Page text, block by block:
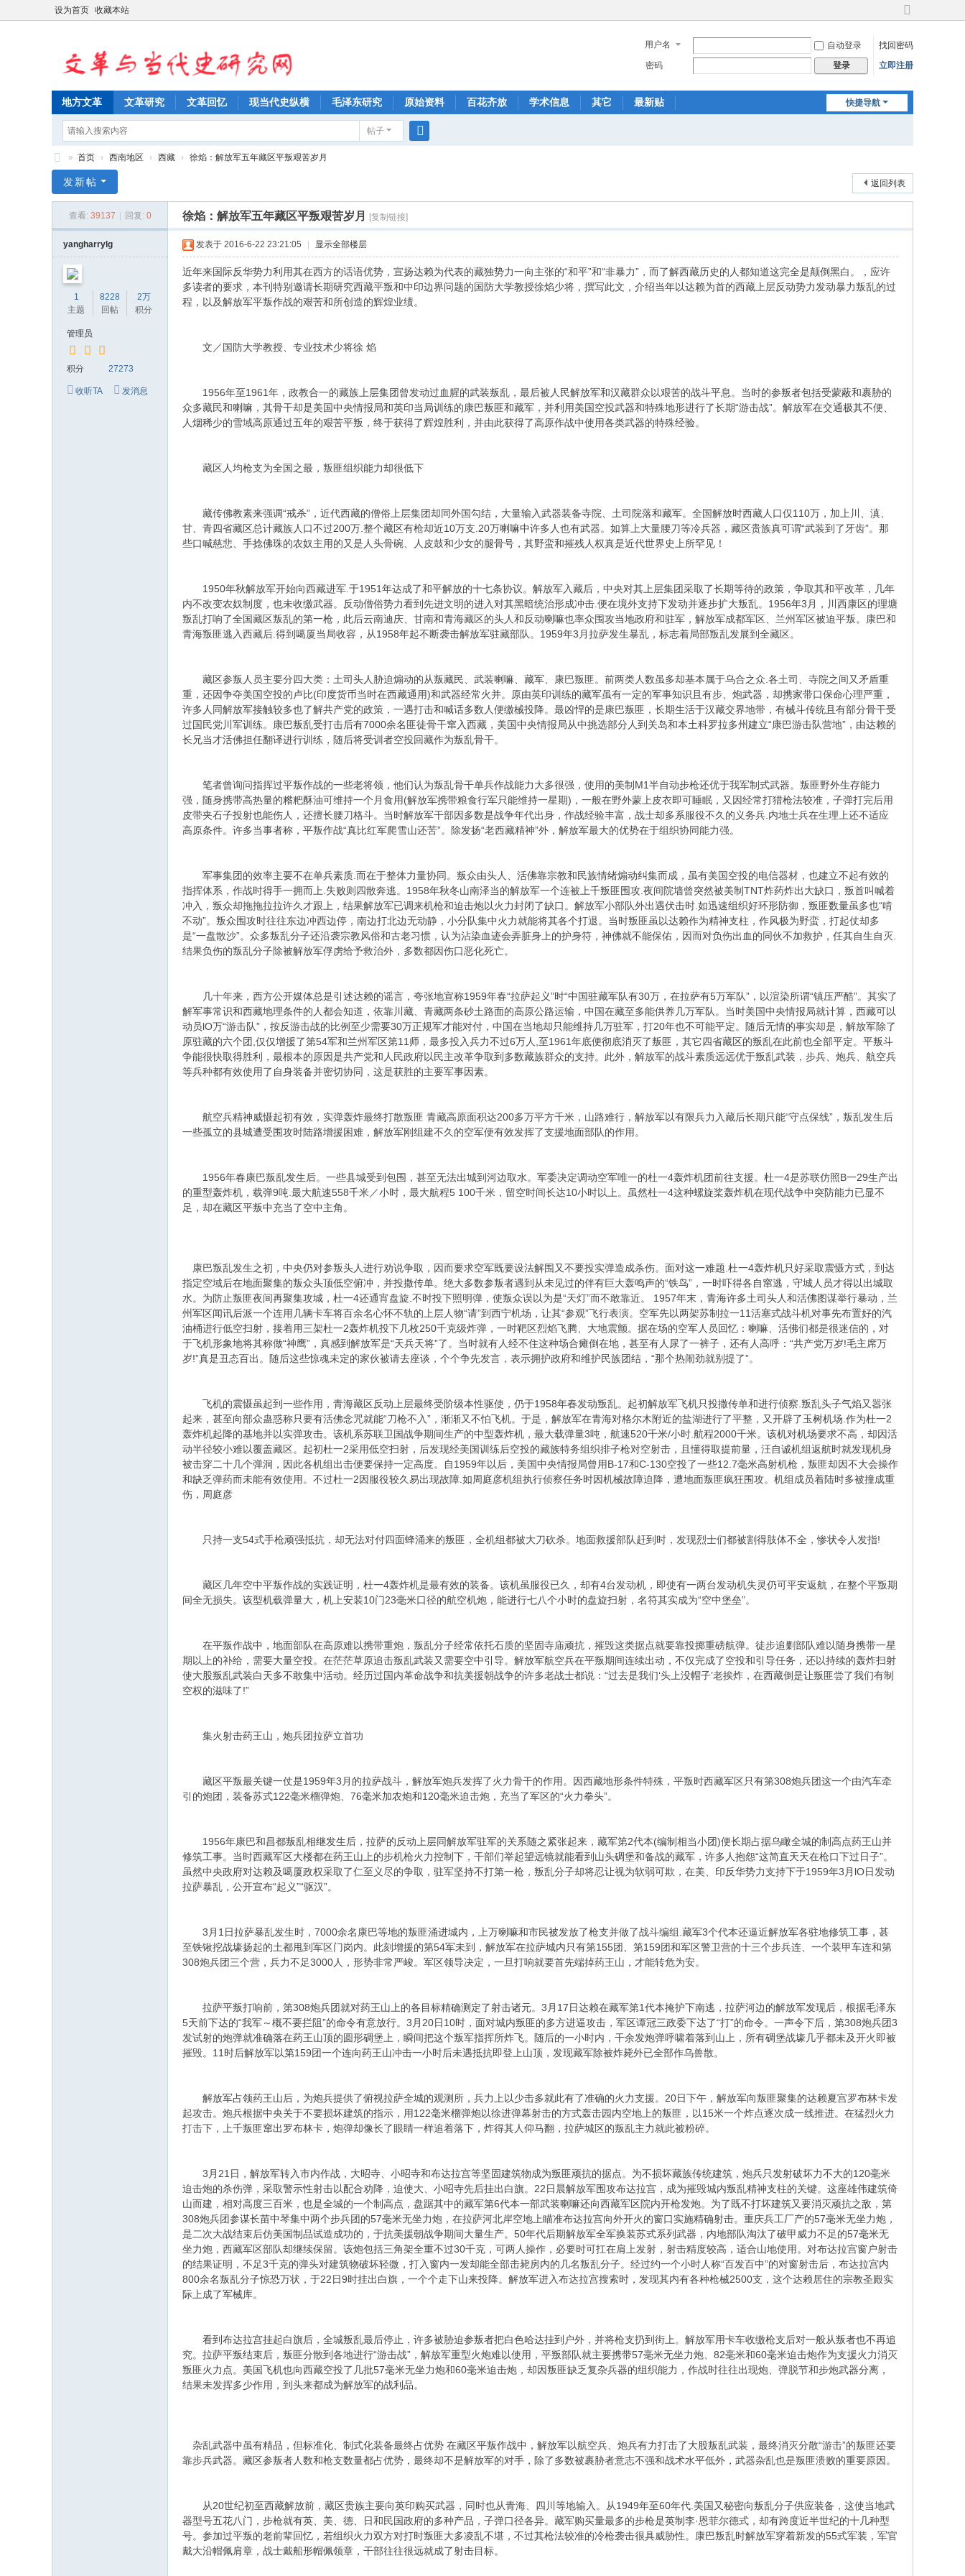
设为首页 收藏本站
切
到
宽
用户名 自动登录
找回密码
密码
登录 立即注册
快捷导航
地方文革 文革研究 文革回忆 现当代史纵横 毛泽东研究 原始资料 百花齐放 学术信息 其它 最新贴
帖子
革
» 首页 › 西南地区 › 西藏 › 徐焰：解放军五年藏区平叛艰苦岁月
返回列表
发新帖
查看: 39137 回复: 0 徐焰：解放军五年藏区平叛艰苦岁月 [复制链接]
yangharrylg
1
主题
8228
回帖
2万
积分
管理员
积分 27273
收听TA 发消息
发表于 2016-6-22 23:21:05 显示全部楼层
近年来国际反华势力利用其在西方的话语优势，宣扬达赖为代表的藏独势力一向主张的“和平”和“非暴力”，而了解西藏历史的人都知道这完全是颠倒黑白。，应许
多读者的要求，本刊特别邀请长期研究西藏平叛和中印边界问题的国防大学教授徐焰少将，撰写此文，介绍当年以达赖为首的西藏上层反动势力发动暴力叛乱的过
程，以及解放军平叛作战的艰苦和所创造的辉煌业绩。
文／国防大学教授、专业技术少将徐 焰
1956年至1961年，政教合一的藏族上层集团曾发动过血腥的武装叛乱，最后被人民解放军和汉藏群众以艰苦的战斗平息。当时的参叛者包括受蒙蔽和裹胁的
众多藏民和喇嘛，其骨干却是美国中央情报局和英印当局训练的康巴叛匪和藏军，并利用美国空投武器和特殊地形进行了长期“游击战”。解放军在交通极其不便、
人烟稀少的雪域高原通过五年的艰苦平叛，终于获得了辉煌胜利，并由此获得了高原作战中使用各类武器的特殊经验。
藏区人均枪支为全国之最，叛匪组织能力却很低下
藏传佛教素来强调“戒杀”，近代西藏的僧俗上层集团却同外国勾结，大量输入武器装备寺院、土司院落和藏军。全国解放时西藏人口仅110万，加上川、滇、
甘、青四省藏区总计藏族人口不过200万.整个藏区有枪却近10万支.20万喇嘛中许多人也有武器。如算上大量腰刀等冷兵器，藏区贵族真可谓“武装到了牙齿”。那
些口喊慈悲、手捻佛珠的农奴主用的又是人头骨碗、人皮鼓和少女的腿骨号，其野蛮和摧残人权真是近代世界史上所罕见！
1950年秋解放军开始向西藏进军.于1951年达成了和平解放的十七条协议。解放军入藏后，中央对其上层集团采取了长期等待的政策，争取其和平改革，几年
内不改变农奴制度，也未收缴武器。反动僧俗势力看到先进文明的进入对其黑暗统治形成冲击.便在境外支持下发动并逐步扩大叛乱。1956年3月，川西康区的理塘
叛乱打响了全国藏区叛乱的第一枪，此后云南迪庆、甘南和青海藏区的头人和反动喇嘛也率众围攻当地政府和驻军，解放军成都军区、兰州军区被迫平叛。康巴和
青海叛匪逃入西藏后.得到噶厦当局收容，从1958年起不断袭击解放军驻藏部队。1959年3月拉萨发生暴乱，标志着局部叛乱发展到全藏区。
藏区参叛人员主要分四大类：土司头人胁迫煽动的从叛藏民、武装喇嘛、藏军、康巴叛匪。前两类人数虽多却基本属于乌合之众.各土司、寺院之间又矛盾重
重，还因争夺美国空投的卢比(印度货币当时在西藏通用)和武器经常火并。原由英印训练的藏军虽有一定的军事知识且有步、炮武器，却携家带口保命心理严重，
许多人同解放军接触较多也了解共产党的政策，一遇打击和喊话多数人便缴械投降。最凶悍的是康巴叛匪，长期生活于汉藏交界地带，有械斗传统且有部分骨干受
过国民党川军训练。康巴叛乱受打击后有7000余名匪徒骨干窜入西藏，美国中央情报局从中挑选部分人到关岛和本土科罗拉多州建立“康巴游击队营地”，由达赖的
长兄当才活佛担任翻译进行训练，随后将受训者空投回藏作为叛乱骨干。
笔者曾询问指挥过平叛作战的一些老将领，他们认为叛乱骨干单兵作战能力大多很强，使用的美制M1半自动步枪还优于我军制式武器。叛匪野外生存能力
强，随身携带高热量的糌粑酥油可维持一个月食用(解放军携带粮食行军只能维持一星期)，一般在野外蒙上皮衣即可睡眠，又因经常打猎枪法较准，子弹打完后用
皮带夹石子投射也能伤人，还擅长腰刀格斗。当时解放军干部因多数是战争年代出身，作战经验丰富，战士却多系服役不久的义务兵.内地士兵在生理上还不适应
高原条件。许多当事者称，平叛作战“真比红军爬雪山还苦”。除发扬“老西藏精神”外，解放军最大的优势在于组织协同能力强。
军事集团的效率主要不在单兵素质.而在于整体力量协同。叛众由头人、活佛靠宗教和民族情绪煽动纠集而成，虽有美国空投的电信器材，也建立不起有效的
指挥体系，作战时得手一拥而上.失败则四散奔逃。1958年秋冬山南泽当的解放军一个连被上千叛匪围攻.夜间院墙曾突然被美制TNT炸药炸出大缺口，叛首叫喊着
冲入，叛众却拖拖拉拉许久才跟上，结果解放军已调来机枪和迫击炮以火力封闭了缺口。解放军小部队外出遇伏击时.如迅速组织好环形防御，叛匪数量虽多也“啃
不动”。叛众围攻时往往东边冲西边停，南边打北边无动静，小分队集中火力就能将其各个打退。当时叛匪虽以达赖作为精神支柱，作风极为野蛮，打起仗却多
是“一盘散沙”。众多叛乱分子还沿袭宗教风俗和古老习惯，认为沾染血迹会弄脏身上的护身符，神佛就不能保佑，因而对负伤出血的同伙不加救护，任其自生自灭.
结果负伤的叛乱分子除被解放军俘虏给予救治外，多数都因伤口恶化死亡。
几十年来，西方公开媒体总是引述达赖的谣言，夸张地宣称1959年春“拉萨起义”时“中国驻藏军队有30万，在拉萨有5万军队”，以渲染所谓“镇压严酷”。其实了
解军事常识和西藏地理条件的人都会知道，依靠川藏、青藏两条砂土路面的高原公路运输，中国在藏至多能供养几万军队。当时美国中央情报局就计算，西藏可以
动员lO万“游击队”，按反游击战的比例至少需要30万正规军才能对付，中国在当地却只能维持几万驻军，打20年也不可能平定。随后无情的事实却是，解放军除了
原驻藏的六个团,仅仅增援了第54军和兰州军区第11师，最多投入兵力不过6万人,至1961年底便彻底消灭了叛匪，其它四省藏区的叛乱在此前也全部平定。平叛斗
争能很快取得胜利，最根本的原因是共产党和人民政府以民主改革争取到多数藏族群众的支持。此外，解放军的战斗素质远远优于叛乱武装，步兵、炮兵、航空兵
等兵种都有效使用了自身装备并密切协同，这是获胜的主要军事因素。
航空兵精神威慑起初有效，实弹轰炸最终打散叛匪 青藏高原面积达200多万平方千米，山路难行，解放军以有限兵力入藏后长期只能“守点保线”，叛乱发生后
一些孤立的县城遭受围攻时陆路增援困难，解放军刚组建不久的空军便有效发挥了支援地面部队的作用。
1956年春康巴叛乱发生后。一些县城受到包围，甚至无法出城到河边取水。军委决定调动空军唯一的杜一4轰炸机团前往支援。杜一4是苏联仿照B一29生产出
的重型轰炸机，载弹9吨.最大航速558千米／小时，最大航程5 100千米，留空时间长达10小时以上。虽然杜一4这种螺旋桨轰炸机在现代战争中突防能力已显不
足，却在藏区平叛中充当了空中主角。
康巴叛乱发生之初，中央仍对参叛头人进行劝说争取，因而要求空军既要设法解围又不要投实弹造成杀伤。面对这一难题.杜一4轰炸机只好采取震慑方式，到达
指定空域后在地面聚集的叛众头顶低空俯冲，并投撒传单。绝大多数参叛者遇到从未见过的伴有巨大轰鸣声的“铁鸟”，一时吓得各自窜逃，守城人员才得以出城取
水。为防止叛匪夜间再聚集攻城，杜一4还通宵盘旋.不时投下照明弹，使叛众误以为是“天灯”而不敢靠近。 1957年末，青海许多土司头人和活佛图谋举行暴动，兰
州军区闻讯后派一个连用几辆卡车将百余名心怀不轨的上层人物“请”到西宁机场，让其“参观”飞行表演。空军先以两架苏制拉一11活塞式战斗机对事先布置好的汽
油桶进行低空扫射，接着用三架杜一2轰炸机投下几枚250千克级炸弹，一时靶区烈焰飞腾、大地震颤。据在场的空军人员回忆：喇嘛、活佛们都是很迷信的，对
于飞机形象地将其称做“神鹰”，真感到解放军是“天兵天将”了。当时就有人经不住这种场合瘫倒在地，甚至有人尿了一裤子，还有人高呼：“共产党万岁!毛主席万
岁!”真是丑态百出。随后这些惊魂未定的家伙被请去座谈，个个争先发言，表示拥护政府和维护民族团结，“那个热闹劲就别提了”。
飞机的震慑虽起到一些作用，青海藏区反动上层最终受阶级本性驱使，仍于1958年春发动叛乱。起初解放军飞机只投撒传单和进行侦察.叛乱头子气焰又嚣张
起来，甚至向部众蛊惑称只要有活佛念咒就能“刀枪不入”，渐渐又不怕飞机。于是，解放军在青海对格尔木附近的盐湖进行了平整，又开辟了玉树机场.作为杜一2
轰炸机起降的基地并以实弹攻击。该机系苏联卫国战争期间生产的中型轰炸机，最大载弹量3吨，航速520千米/小时.航程2000千米。该机对机场要求不高，却因活
动半径较小难以覆盖藏区。起初杜一2采用低空扫射，后发现经美国训练后空投的藏族特务组织排子枪对空射击，且懂得取提前量，汪自诚机组返航时就发现机身
被击穿二十几个弹洞，因此各机组出击便要保持一定高度。自1959年以后，美国中央情报局曾用B-17和C-130空投了一些12.7毫米高射机枪，叛匪却因不大会操作
和缺乏弹药而未能有效使用。不过杜一2因服役较久易出现故障.如周庭彦机组执行侦察任务时因机械故障迫降，遭地面叛匪疯狂围攻。机组成员着陆时多被撞成重
伤，周庭彦
只持一支54式手枪顽强抵抗，却无法对付四面蜂涌来的叛匪，全机组都被大刀砍杀。地面救援部队赶到时，发现烈士们都被割得肢体不全，惨状令人发指!
藏区几年空中平叛作战的实践证明，杜一4轰炸机是最有效的装备。该机虽服役已久，却有4台发动机，即使有一两台发动机失灵仍可平安返航，在整个平叛期
间全无损失。该型机载弹量大，机上安装10门23毫米口径的航空机炮，能进行七八个小时的盘旋扫射，名符其实成为“空中堡垒”。
在平叛作战中，地面部队在高原难以携带重炮，叛乱分子经常依托石质的坚固寺庙顽抗，摧毁这类据点就要靠投掷重磅航弹。徒步追剿部队难以随身携带一星
期以上的补给，需要大量空投。在茫茫草原追击叛乱武装又需要空中引导。解放军航空兵在平叛期间连续出动，不仅完成了空投和引导任务，还以持续的轰炸扫射
使大股叛乱武装白天多不敢集中活动。经历过国内革命战争和抗美援朝战争的许多老战士都说：“过去是我们‘头上没帽子’老挨炸，在西藏倒是让叛匪尝了我们有制
空权的滋味了!”
集火射击药王山，炮兵团拉萨立首功
藏区平叛最关键一仗是1959年3月的拉萨战斗，解放军炮兵发挥了火力骨干的作用。因西藏地形条件特殊，平叛时西藏军区只有第308炮兵团这一个由汽车牵
引的炮团，装备苏式122毫米榴弹炮、76毫米加农炮和120毫米迫击炮，充当了军区的“火力拳头”。
1956年康巴和昌都叛乱相继发生后，拉萨的反动上层同解放军驻军的关系随之紧张起来，藏军第2代本(编制相当小团)便长期占据乌瞰全城的制高点药王山并
修筑工事。当时西藏军区大楼都在药王山上的步机枪火力控制下，干部们举起望远镜就能看到山头碉堡和备战的藏军，许多人抱怨“这简直天天在枪口下过日子”。
虽然中央政府对达赖及噶厦政权采取了仁至义尽的争取，驻军坚持不打第一枪，叛乱分子却将忍让视为软弱可欺，在美、印反华势力支持下于1959年3月lO日发动
拉萨暴乱，公开宣布“起义”“驱汉”。
3月1日拉萨暴乱发生时，7000余名康巴等地的叛匪涌进城内，上万喇嘛和市民被发放了枪支并做了战斗编组.藏军3个代本还逼近解放军各驻地修筑工事，甚
至铁锹挖战壕扬起的土都甩到军区门岗内。此刻增援的第54军未到，解放军在拉萨城内只有第155团、第159团和军区警卫营的十三个步兵连、一个装甲车连和第
308炮兵团三个营，兵力不足3000人，形势非常严峻。军区领导决定，一旦打响就要首先端掉药王山，才能转危为安。
拉萨平叛打响前，第308炮兵团就对药王山上的各目标精确测定了射击诸元。3月17日达赖在藏军第1代本掩护下南逃，拉萨河边的解放军发现后，根据毛泽东
5天前下达的“我军～概不要拦阻”的命令有意放行。3月20日10时，面对城内叛匪的多方进逼攻击，军区谭冠三政委下达了“打”的命令。一声令下后，第308炮兵团3
发试射的炮弹就准确落在药王山顶的圆形碉堡上，瞬间把这个叛军指挥所炸飞。随后的一小时内，干余发炮弹呼啸着落到山上，所有碉堡战壕几乎都未及开火即被
摧毁。11时后解放军以第159团一个连向药王山冲击一小时后未遇抵抗即登上山顶，发现藏军除被炸毙外已全部作乌兽散。
解放军占领药王山后，为炮兵提供了俯视拉萨全城的观测所，兵力上以少击多就此有了准确的火力支援。20日下午，解放军向叛匪聚集的达赖夏宫罗布林卡发
起攻击。炮兵根据中央关于不要损坏建筑的指示，用122毫米榴弹炮以徐进弹幕射击的方式轰击园内空地上的叛匪，以15米一个炸点逐次成一线推进。在猛烈火力
打击下，上千叛匪窜出罗布林卡，炮弹却像长了眼睛一样追着落下，炸得其人仰马翻，拉萨城区的叛乱主力就此被粉碎。
3月21日，解放军转入市内作战，大昭寺、小昭寺和布达拉宫等坚固建筑物成为叛匪顽抗的据点。为不损坏藏族传统建筑，炮兵只发射破坏力不大的120毫米
迫击炮的杀伤弹，采取警示性射击以配合劝降，迫使大、小昭寺先后挂出白旗。22日晨解放军围攻布达拉宫，成为摧毁城内叛乱精神支柱的关键。这座雄伟建筑倚
山而建，相对高度三百米，也是全城的一个制高点，盘踞其中的藏军第6代本一部武装喇嘛还向西藏军区院内开枪发炮。为了既不打坏建筑又要消灭顽抗之敌，第
308炮兵团参谋长苗中琴集中两个步兵团的57毫米无坐力炮，在拉萨河北岸空地上瞄准布达拉宫向外开火的窗口实施精确射击。重庆兵工厂产的57毫米无坐力炮，
是二次大战结束后仿美国制品试造成功的，于抗美援朝战争期间大量生产。50年代后期解放军全军换装苏式系列武器，内地部队淘汰了破甲威力不足的57毫米无
坐力炮，西藏军区部队却继续保留。该炮包括三角架全重不过30千克，可两人操作，必要时可扛在肩上发射，射击精度较高，适合山地使用。对布达拉宫窗户射击
的结果证明，不足3千克的弹头对建筑物破坏轻微，打入窗内一发却能全部击毙房内的几名叛乱分子。经过约一个小时人称“百发百中”的对窗射击后，布达拉宫内
800余名叛乱分子惊恐万状，于22日9时挂出白旗，一个个走下山来投降。解放军进入布达拉宫搜索时，发现其内有各种枪械2500支，这个达赖居住的宗教圣殿实
际上成了军械库。
看到布达拉宫挂起白旗后，全城叛乱最后停止，许多被胁迫参叛者把白色哈达挂到户外，并将枪支扔到街上。解放军用卡车收缴枪支后对一般从叛者也不再追
究。拉萨平叛结束后，叛匪分散到各地进行“游击战”，解放军重型火炮难以使用，平叛部队就主要携带57毫米无坐力炮、82毫米和60毫米迫击炮作为支援火力消灭
叛匪火力点。美国飞机也向西藏空投了几批57毫米无坐力炮和60毫米迫击炮，却因叛匪缺乏复杂兵器的组织能力，作战时往往出现炮、弹脱节和步炮武器分离，
结果未发挥多少作用，到头来都成为解放军的战利品。
杂乱武器中虽有精品，但标准化、制式化装备最终占优势 在藏区平叛作战中，解放军以航空兵、炮兵有力打击了大股叛乱武装，最终消灭分散“游击”的叛匪还要
靠步兵武器。藏区参叛者人数和枪支数量都占优势，最终却不是解放军的对手，除了多数被裹胁者意志不强和战术水平低外，武器杂乱也是叛匪溃败的重要原因。
从20世纪初至西藏解放前，藏区贵族主要向英印购买武器，同时也从青海、四川等地输入。从1949年至60年代.美国又秘密向叛乱分子供应装备，这使当地武
器型号五花八门，步枪就有英、美、德、日和民国政府的多种产品，子弹口径各异。藏军购买量最多的步枪是英制李·恩菲尔德式，却有跨度近半世纪的十几种型
号。参加过平叛的老前辈回忆，若组织火力双方对打时叛匪大多凌乱不堪，不过其枪法较准的冷枪袭击很具威胁性。康巴叛乱时解放军穿着新发的55式军装，军官
戴大沿帽佩肩章，战士戴船形帽佩领章，干部往往很远就成了射击目标。